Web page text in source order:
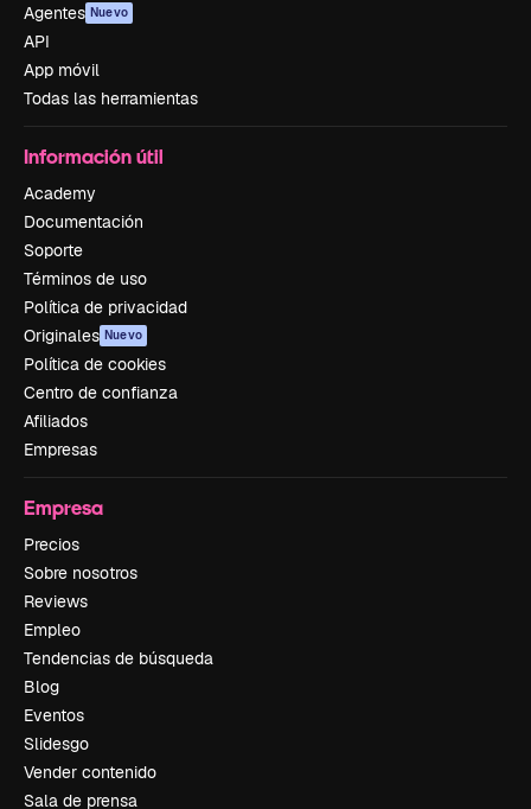
Agentes Nuevo
API
App móvil
Todas las herramientas
Información útil
Academy
Documentación
Soporte
Términos de uso
Política de privacidad
Originales Nuevo
Política de cookies
Centro de confianza
Afiliados
Empresas
Empresa
Precios
Sobre nosotros
Reviews
Empleo
Tendencias de búsqueda
Blog
Eventos
Slidesgo
Vender contenido
Sala de prensa